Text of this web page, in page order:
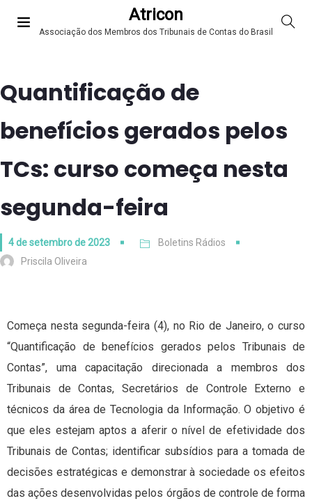
Atricon
Associação dos Membros dos Tribunais de Contas do Brasil
Quantificação de
benefícios gerados pelos
TCs: curso começa nesta
segunda-feira
4 de setembro de 2023
Boletins Rádios
Priscila Oliveira
Começa nesta segunda-feira (4), no Rio de Janeiro, o curso
“Quantificação de benefícios gerados pelos Tribunais de
Contas”, uma capacitação direcionada a membros dos
Tribunais de Contas, Secretários de Controle Externo e
técnicos da área de Tecnologia da Informação. O objetivo é
que eles estejam aptos a aferir o nível de efetividade dos
Tribunais de Contas; identificar subsídios para a tomada de
decisões estratégicas e demonstrar à sociedade os efeitos
das ações desenvolvidas pelos órgãos de controle de forma